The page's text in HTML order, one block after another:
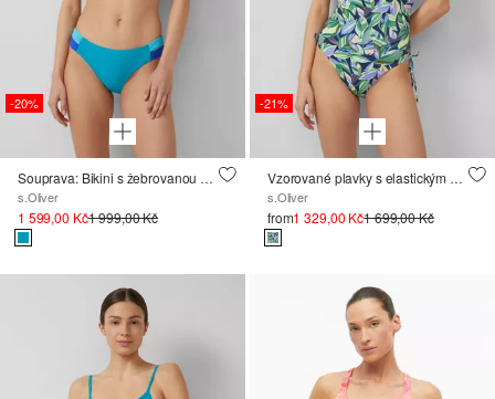
-20%
Souprava: Bikini s žebrovanou strukturou a Colourblockingem
s.Oliver
1 599,00 Kč1 999,00 Kč
-21%
Vzorované plavky s elastickým podbřišníkem vpředu
s.Oliver
from1 329,00 Kč1 699,00 Kč